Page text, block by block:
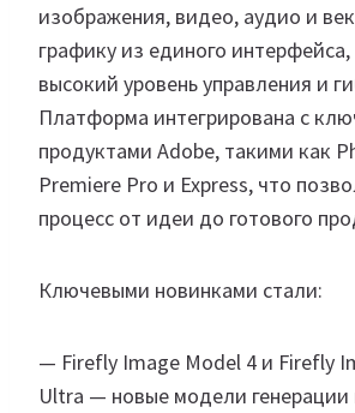
изображения, видео, аудио и
графику из единого
высокий уровень управления и
Платформа интегрирована с
продуктами Adobe, такими как
Premiere Pro и Express, что
процесс от идеи до готового
Ключевыми новинками стали:
— Firefly Image Model 4 и Firefly
Ultra — новые модели